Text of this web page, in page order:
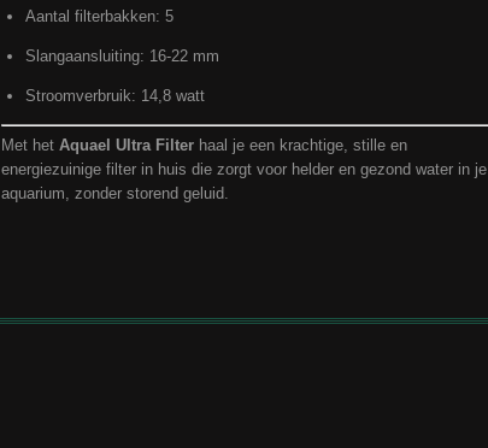
Aantal filterbakken: 5
Slangaansluiting: 16-22 mm
Stroomverbruik: 14,8 watt
Met het Aquael Ultra Filter haal je een krachtige, stille en
energiezuinige filter in huis die zorgt voor helder en gezond water in je
aquarium, zonder storend geluid.